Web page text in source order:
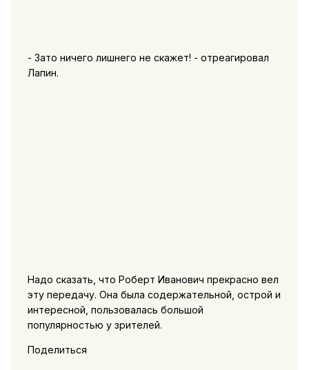
- Зато ничего лишнего не скажет! - отреагировал
Лапин.
Надо сказать, что Роберт Иванович прекрасно вел
эту передачу. Она была содержательной, острой и
интересной, пользовалась большой
популярностью у зрителей.
Поделиться